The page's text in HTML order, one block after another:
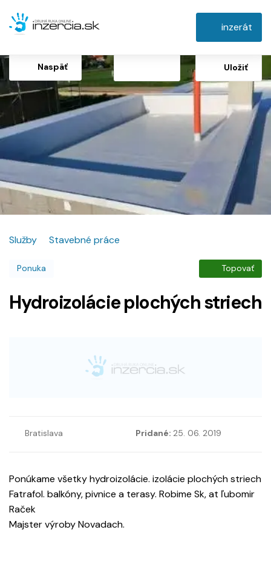
inzerát
Naspäť Uložiť
Služby Stavebné práce
Ponuka Topovať
Hydroizolácie plochých striech
Bratislava Pridané: 25. 06. 2019
Ponúkame všetky hydroizolácie. izolácie plochých striech
Fatrafol. balkóny, pivnice a terasy. Robime Sk, at ľubomir
Raček
Majster výroby Novadach.